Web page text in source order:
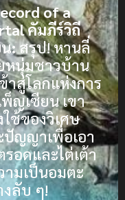
of a
คัมภีร์วิถี
:สรุป! หานลี่
หนุ่มชาวบ้าน
าสู่โลกแห่งการ
พ็ญเซียน เขา
ช้ของวิเศษ
ปัญญาเพื่อเอา
อดและไต่เต้า
ามเป็นอมตะ
งลับ ๆ!